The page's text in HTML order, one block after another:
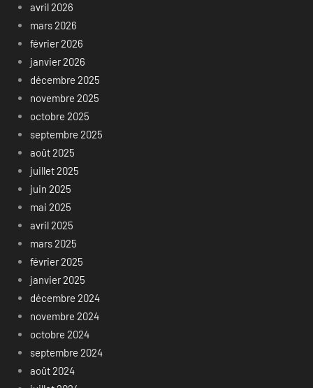
avril 2026
mars 2026
février 2026
janvier 2026
décembre 2025
novembre 2025
octobre 2025
septembre 2025
août 2025
juillet 2025
juin 2025
mai 2025
avril 2025
mars 2025
février 2025
janvier 2025
décembre 2024
novembre 2024
octobre 2024
septembre 2024
août 2024